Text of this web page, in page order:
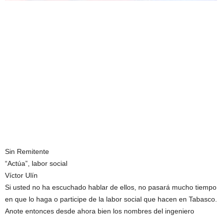
Sin Remitente
“Actúa”, labor social
Víctor Ulín
Si usted no ha escuchado hablar de ellos, no pasará mucho tiempo
en que lo haga o participe de la labor social que hacen en Tabasco.
Anote entonces desde ahora bien los nombres del ingeniero